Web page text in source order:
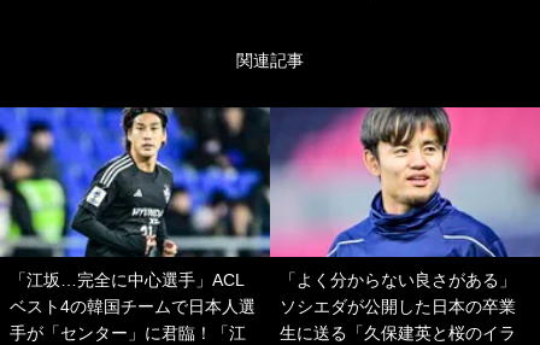
関連記事
「江坂…完全に中心選手」ACL
ベスト4の韓国チームで日本人選
手が「センター」に君臨！「江
「よく分からない良さがある」
ソシエダが公開した日本の卒業
生に送る「久保建英と桜のイラ